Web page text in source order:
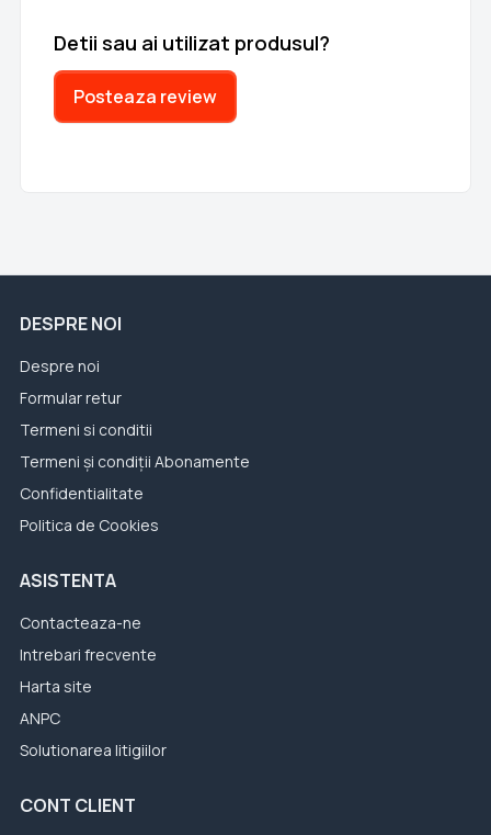
Detii sau ai utilizat produsul?
Posteaza review
DESPRE NOI
Despre noi
Formular retur
Termeni si conditii
Termeni și condiții Abonamente
Confidentialitate
Politica de Cookies
ASISTENTA
Contacteaza-ne
Intrebari frecvente
Harta site
ANPC
Solutionarea litigiilor
CONT CLIENT